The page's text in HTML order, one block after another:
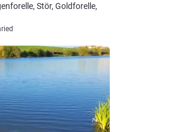
Stör, Goldforelle,